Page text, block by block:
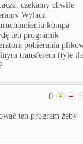
czekamy chwile
Wylacz
kompa
ten programik
pobierania
transferem (tyle ile
0
ten program żeby